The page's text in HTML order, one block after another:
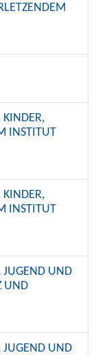
KINDER,
INSTITUT
KINDER,
INSTITUT
JUGEND UND
UND
JUGEND UND